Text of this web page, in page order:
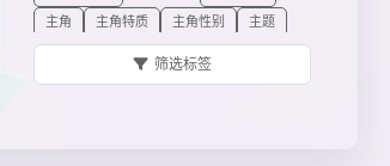
主角 主角特质 主角性别 主题
筛选标签